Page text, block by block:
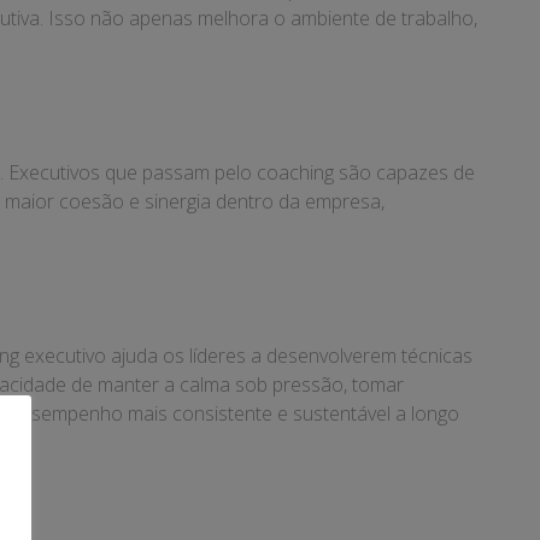
Isso não apenas melhora o ambiente de trabalho,
que passam pelo coaching são capazes de
coesão e sinergia dentro da empresa,
executivo ajuda os líderes a desenvolverem técnicas
de manter a calma sob pressão, tomar
mais consistente e sustentável a longo